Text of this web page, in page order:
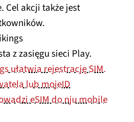
akcji także jest
z zasięgu sieci Play.
ułatwia rejestrację SIM.
lub mojeID
eSIM do nju mobile